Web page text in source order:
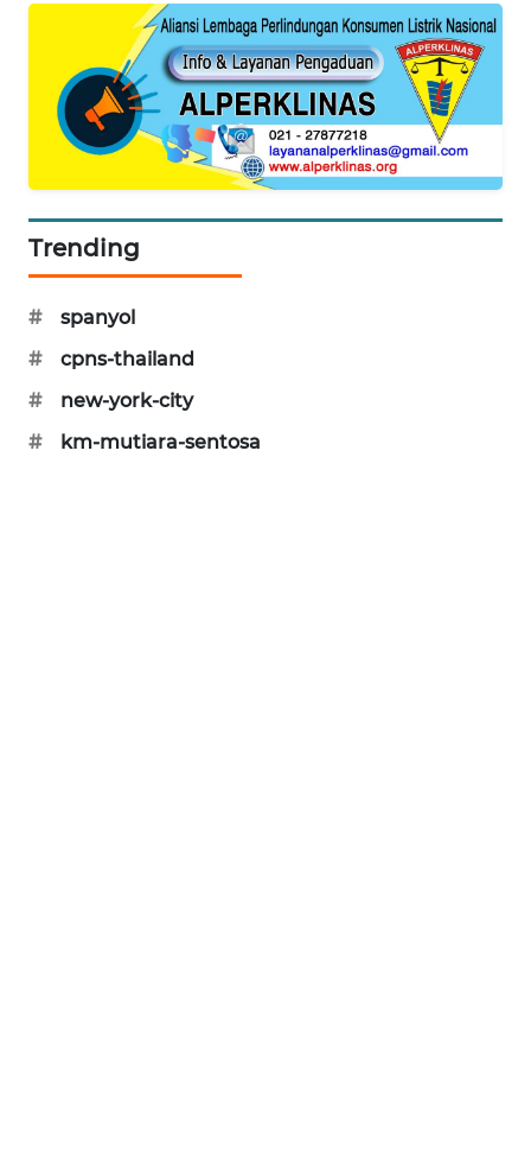
Trending
#
spanyol
#
cpns-thailand
#
new-york-city
#
km-mutiara-sentosa
HEALTH
WAHANA
DESA
LAPAK
Wahana
Network
KONSUMEN
LISTRIK